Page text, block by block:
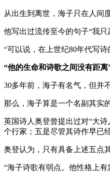
从出生到离世，海子只在人间
他写出过流传至今的句子“我
“可以说，在上世纪80年代写
“他的生命和诗歌之间没有距离
30多年前，海子有名气，但并
那么，海子算是一个名副其实
英国诗人奥登曾提出过对“大
个行家；五是尽管其诗作早已
奥登认为，只有具备上述五点
“海子诗歌有弱点。他性格上